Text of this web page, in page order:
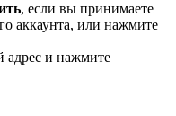
, если вы принимаете
аккаунта, или нажмите
адрес и нажмите